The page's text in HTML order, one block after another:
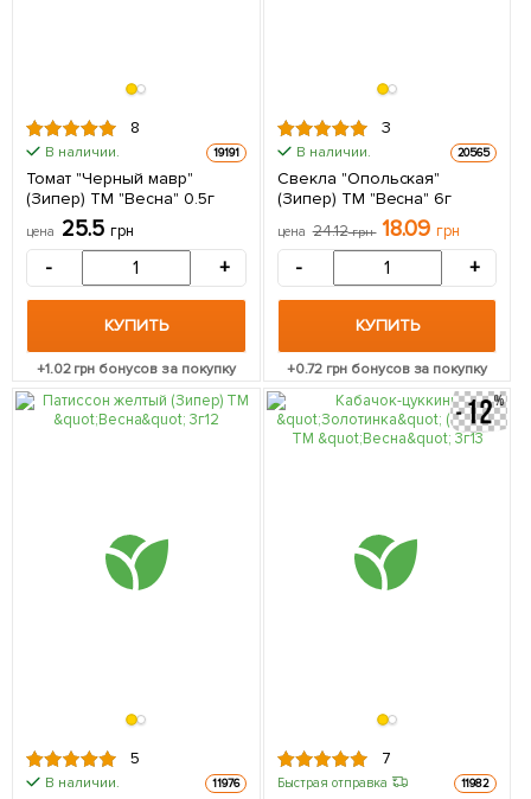
8
В наличии. 19191
Томат "Черный мавр"
(Зипер) ТМ "Весна" 0.5г
цена 25.5 грн
- +
КУПИТЬ
+1.02грн бонусов за покупку
3
В наличии. 20565
Свекла "Опольская"
(Зипер) ТМ "Весна" 6г
цена 24.12грн 18.09 грн
- +
КУПИТЬ
+0.72грн бонусов за покупку
5
В наличии. 11976
7
Быстрая отправка 11982